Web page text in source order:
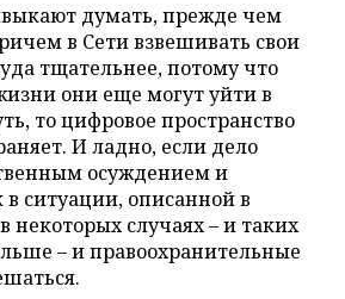
думать, прежде чем
в Сети взвешивать свои
тщательнее, потому что
они еще могут уйти в
то цифровое пространство
И ладно, если дело
осуждением и
ситуации, описанной в
некоторых случаях – и таких
– и правоохранительные